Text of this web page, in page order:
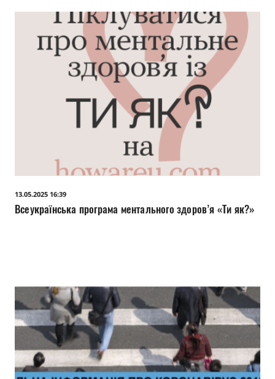
13.05.2025 16:39
Всеукраїнська програма ментального здоров’я «Ти як?»